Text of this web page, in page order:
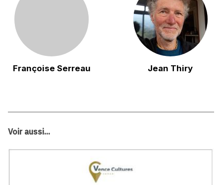
Françoise Serreau Jean Thiry
Voir aussi...